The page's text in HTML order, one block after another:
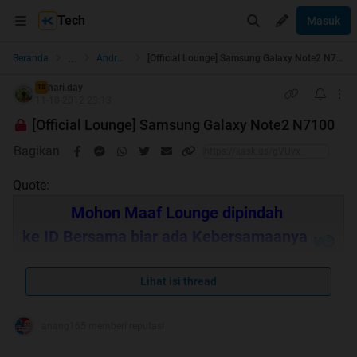
Tech Masuk
Beranda ... Android
TS
hari.day
[Official Lounge] Samsung Galaxy Note2 N7100
Bagikan
Quote:
Mohon Maaf Lounge dipindah
Lihat isi thread